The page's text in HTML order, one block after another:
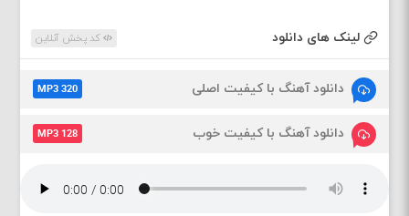
لینک های دانلود کد پخش آنلاین
دانلود آهنگ با کیفیت اصلی MP3 320
دانلود آهنگ با کیفیت خوب MP3 128